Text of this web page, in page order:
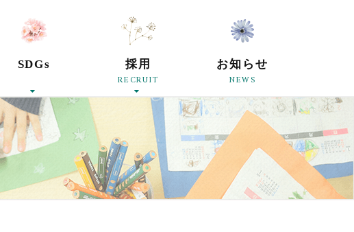
法人砂原母の会
SDGs 採用
RECRUIT
お知らせ
NEWS